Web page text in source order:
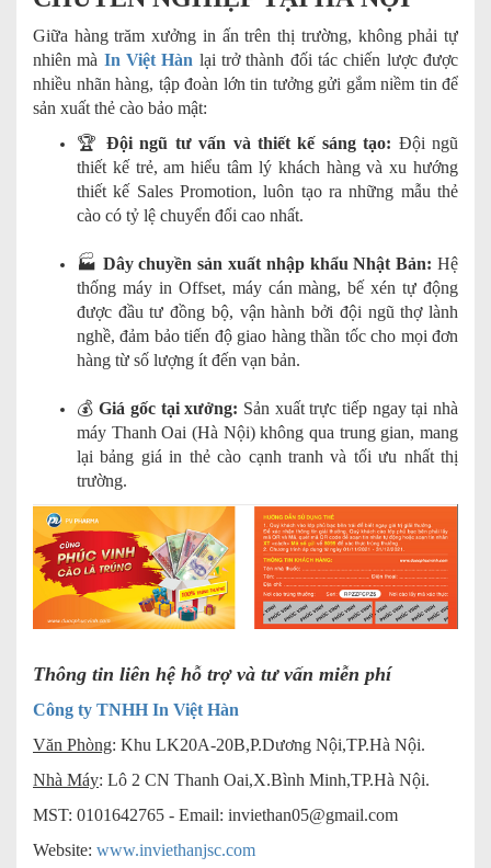
Giữa hàng trăm xưởng in ấn trên thị trường, không phải tự
nhiên mà In Việt Hàn lại trở thành đối tác chiến lược được
nhiều nhãn hàng, tập đoàn lớn tin tưởng gửi gắm niềm tin để
sản xuất thẻ cào bảo mật:
🏆 Đội ngũ tư vấn và thiết kế sáng tạo: Đội ngũ
thiết kế trẻ, am hiểu tâm lý khách hàng và xu hướng
thiết kế Sales Promotion, luôn tạo ra những mẫu thẻ
cào có tỷ lệ chuyển đổi cao nhất.
🏭 Dây chuyền sản xuất nhập khẩu Nhật Bản: Hệ
thống máy in Offset, máy cán màng, bế xén tự động
được đầu tư đồng bộ, vận hành bởi đội ngũ thợ lành
nghề, đảm bảo tiến độ giao hàng thần tốc cho mọi đơn
hàng từ số lượng ít đến vạn bản.
💰Giá gốc tại xưởng: Sản xuất trực tiếp ngay tại nhà
máy Thanh Oai (Hà Nội) không qua trung gian, mang
lại bảng giá in thẻ cào cạnh tranh và tối ưu nhất thị
trường.
Thông tin liên hệ hỗ trợ và tư vấn miễn phí
Công ty TNHH In Việt Hàn
Văn Phòng: Khu LK20A-20B,P.Dương Nội,TP.Hà Nội.
Nhà Máy: Lô 2 CN Thanh Oai,X.Bình Minh,TP.Hà Nội.
MST: 0101642765 - Email: inviethan05@gmail.com
Website: www.inviethanjsc.com